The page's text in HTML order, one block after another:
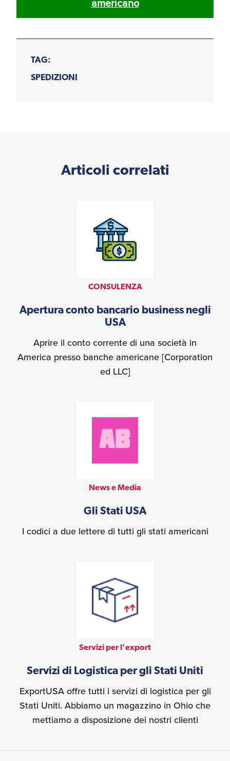
americano
TAG:
SPEDIZIONI
Articoli correlati
CONSULENZA
Apertura conto bancario business negli
USA
Aprire il conto corrente di una società in
America presso banche americane [Corporation
ed LLC]
News e Media
Gli Stati USA
I codici a due lettere di tutti gli stati americani
Servizi per l'export
Servizi di Logistica per gli Stati Uniti
ExportUSA offre tutti i servizi di logistica per gli
Stati Uniti. Abbiamo un magazzino in Ohio che
mettiamo a disposizione dei nostri clienti